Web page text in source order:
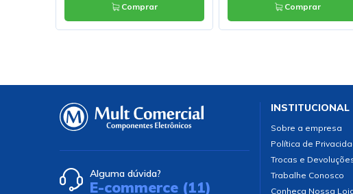
Comprar Comprar
Alguma dúvida?
E-commerce (11)
INSTITUCIONAL
Sobre a empresa
Política de
Trocas e
Trabalhe Conosco
Conheça Nossa